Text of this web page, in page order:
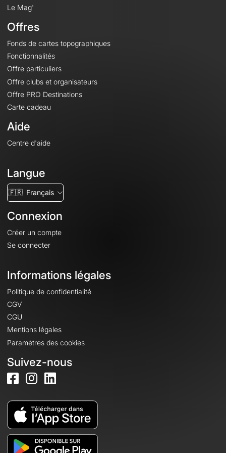
Le Mag'
Offres
Fonds de cartes topographiques
Fonctionnalités
Offre particuliers
Offre clubs et organisateurs
Offre PRO Destinations
Carte cadeau
Aide
Centre d'aide
Langue
🇫🇷 Français
Connexion
Créer un compte
Se connecter
Informations légales
Politique de confidentialité
CGV
CGU
Mentions légales
Paramètres des cookies
Suivez-nous